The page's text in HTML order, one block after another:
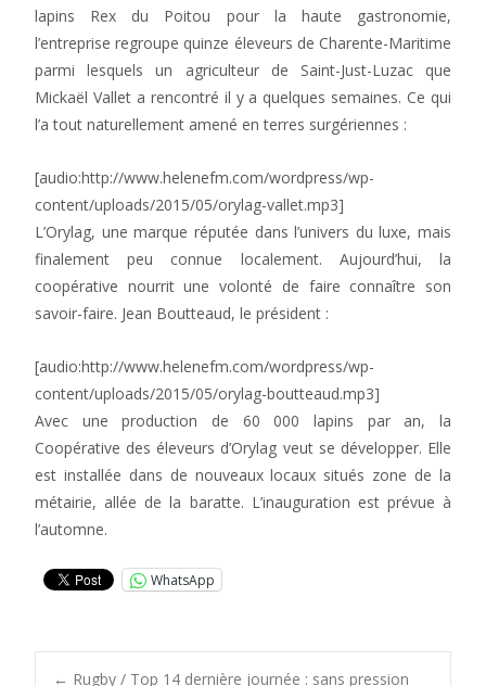
lapins Rex du Poitou pour la haute gastronomie,
l’entreprise regroupe quinze éleveurs de Charente-Maritime
parmi lesquels un agriculteur de Saint-Just-Luzac que
Mickaël Vallet a rencontré il y a quelques semaines. Ce qui
l’a tout naturellement amené en terres surgériennes :
[audio:http://www.helenefm.com/wordpress/wp-
content/uploads/2015/05/orylag-vallet.mp3]
L’Orylag, une marque réputée dans l’univers du luxe, mais
finalement peu connue localement. Aujourd’hui, la
coopérative nourrit une volonté de faire connaître son
savoir-faire. Jean Boutteaud, le président :
[audio:http://www.helenefm.com/wordpress/wp-
content/uploads/2015/05/orylag-boutteaud.mp3]
Avec une production de 60 000 lapins par an, la
Coopérative des éleveurs d’Orylag veut se développer. Elle
est installée dans de nouveaux locaux situés zone de la
métairie, allée de la baratte. L’inauguration est prévue à
l’automne.
WhatsApp
← Rugby / Top 14 dernière journée : sans pression